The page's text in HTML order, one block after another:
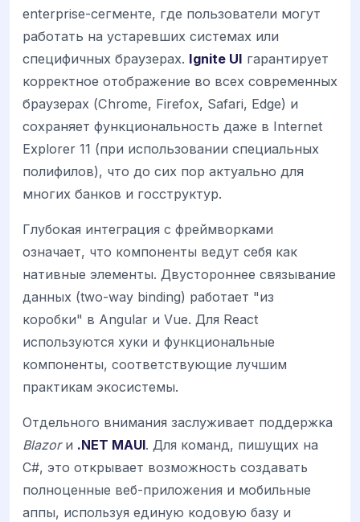
enterprise-сегменте, где пользователи могут
работать на устаревших системах или
специфичных браузерах. Ignite UI гарантирует
корректное отображение во всех современных
браузерах (Chrome, Firefox, Safari, Edge) и
сохраняет функциональность даже в Internet
Explorer 11 (при использовании специальных
полифилов), что до сих пор актуально для
многих банков и госструктур.
Глубокая интеграция с фреймворками
означает, что компоненты ведут себя как
нативные элементы. Двустороннее связывание
данных (two-way binding) работает "из
коробки" в Angular и Vue. Для React
используются хуки и функциональные
компоненты, соответствующие лучшим
практикам экосистемы.
Отдельного внимания заслуживает поддержка
Blazorи .NET MAUI. Для команд, пишущих на
C#, это открывает возможность создавать
полноценные веб-приложения и мобильные
аппы, используя единую кодовую базу и